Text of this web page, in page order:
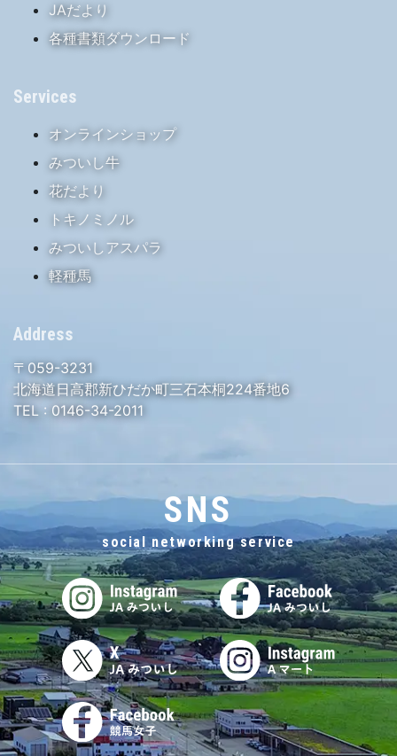
JAだより
各種書類ダウンロード
Services
オンラインショップ
みついし牛
花だより
トキノミノル
みついしアスパラ
軽種馬
Address
〒059-3231
北海道日高郡新ひだか町三石本桐224番地6
TEL : 0146-34-2011
SNS
social networking service